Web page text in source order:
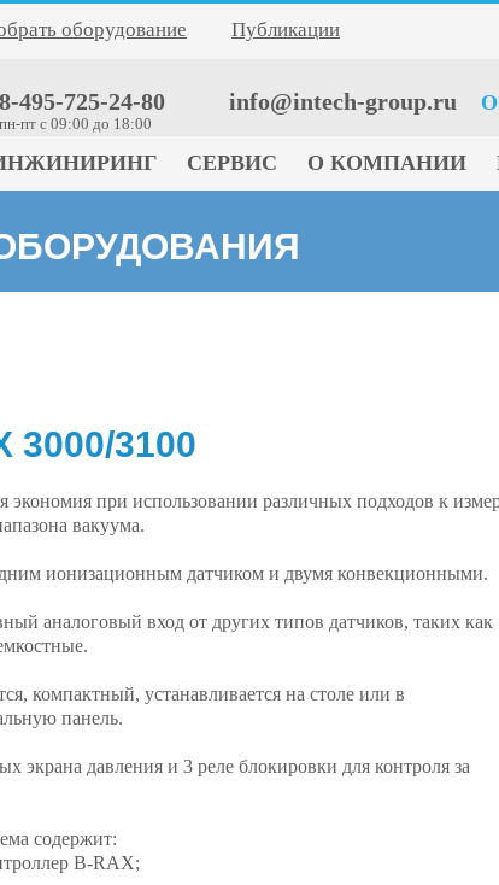
оборудование Публикации
8-495-725-24-80
пн-пт c 09:00 до 18:00
info@intech-group.ru
СЕРВИС О КОМПАНИИ
3000/3100
экономия при использовании различных подходов к
вакуума.
ионизационным датчиком и двумя конвекционными.
аналоговый вход от других типов датчиков, таких как
компактный, устанавливается на столе или в
панель.
экрана давления и 3 реле блокировки для контроля за
содержит:
B-RAX;